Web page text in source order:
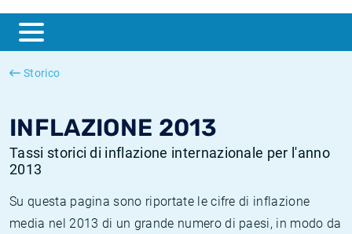
Storico
INFLAZIONE 2013
Tassi storici di inflazione internazionale per l'anno
2013
Su questa pagina sono riportate le cifre di inflazione
media nel 2013 di un grande numero di paesi, in modo da
ESTER
SONIA
Inflazione Italia
Inflazione Stati Uniti
Tassi storici di SONIA
Tassi storici di TONAR